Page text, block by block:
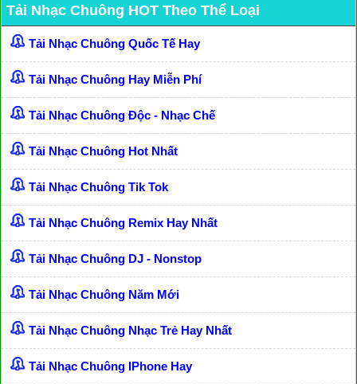
Tải Nhạc Chuông HOT Theo Thể Loại
Tải Nhạc Chuông Quốc Tế Hay
Tải Nhạc Chuông Hay Miễn Phí
Tải Nhạc Chuông Độc - Nhạc Chế
Tải Nhạc Chuông Hot Nhất
Tải Nhạc Chuông Tik Tok
Tải Nhạc Chuông Remix Hay Nhất
Tải Nhạc Chuông DJ - Nonstop
Tải Nhạc Chuông Năm Mới
Tải Nhạc Chuông Nhạc Trẻ Hay Nhất
Tải Nhạc Chuông IPhone Hay